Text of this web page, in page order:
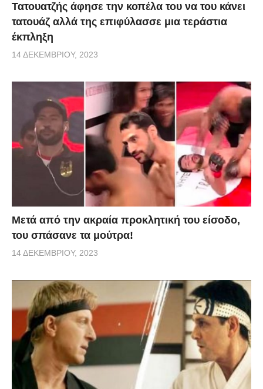
Τατουατζής άφησε την κοπέλα του να του κάνει
τατουάζ αλλά της επιφύλασσε μια τεράστια
έκπληξη
14 ΔΕΚΕΜΒΡΊΟΥ, 2023
Μετά από την ακραία προκλητική του είσοδο,
του σπάσανε τα μούτρα!
14 ΔΕΚΕΜΒΡΊΟΥ, 2023